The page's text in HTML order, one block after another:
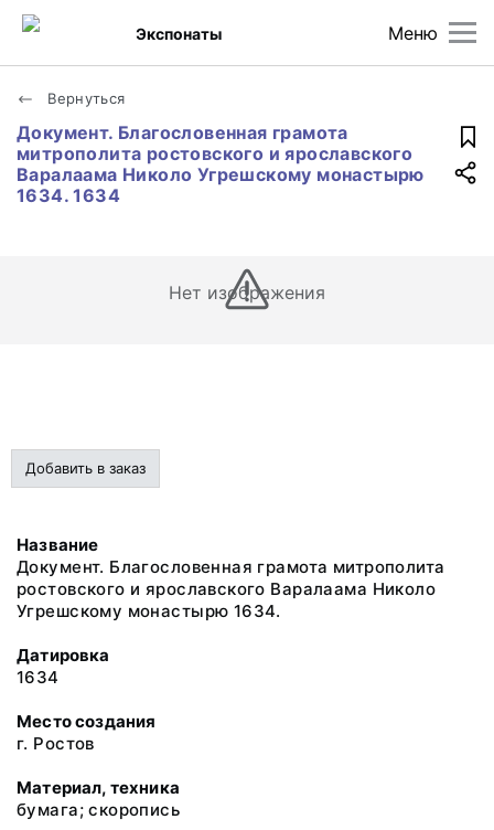
Меню
Экспонаты
Вернуться
Документ. Благословенная грамота
митрополита ростовского и ярославского
Варалаама Николо Угрешскому монастырю
1634. 1634
Нет изображения
Добавить в заказ
Название
Документ. Благословенная грамота митрополита
ростовского и ярославского Варалаама Николо
Угрешскому монастырю 1634.
Датировка
1634
Место создания
г. Ростов
Материал, техника
бумага; скоропись